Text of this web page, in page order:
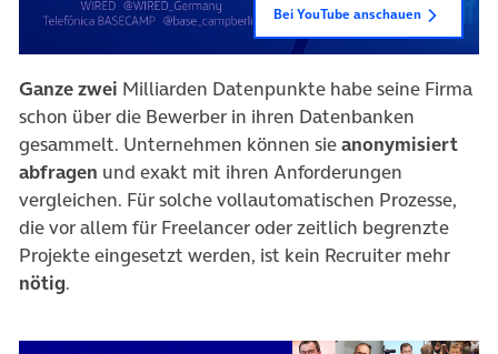
Bei YouTube anschauen
Ganze zwei Milliarden Datenpunkte habe seine Firma
schon über die Bewerber in ihren Datenbanken
gesammelt. Unternehmen können sieanonymisiert
abfragen und exakt mit ihren Anforderungen
vergleichen. Für solche vollautomatischen Prozesse,
die vor allem für Freelancer oder zeitlich begrenzte
Projekte eingesetzt werden, ist kein Recruiter mehr
nötig.